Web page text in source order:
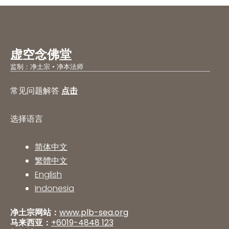
虚空念佛堂
监制：净土宗 • 净本法师
常见问题解答 点击
选择语言
简体中文
繁體中文
English
Indonesia
净土宗网站： www.plb-sea.org
马来西亚： +6019-4848 123